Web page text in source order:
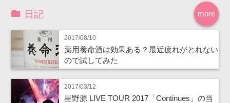
more
日記
2017/08/10
薬用養命酒は効果ある？最近疲れがとれない
ので試してみた
2017/03/12
星野源 LIVE TOUR 2017「Continues」の当